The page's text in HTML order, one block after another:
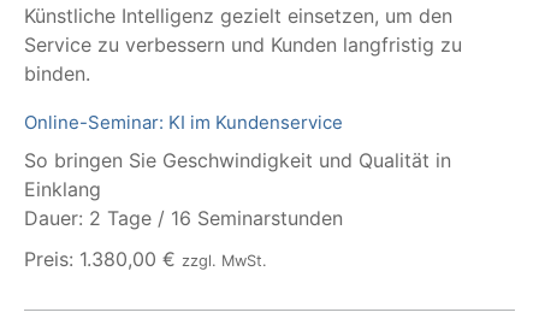
Künstliche Intelligenz gezielt einsetzen, um den
Service zu verbessern und Kunden langfristig zu
binden.
Online-Seminar: KI im Kundenservice
So bringen Sie Geschwindigkeit und Qualität in
Einklang
Dauer: 2 Tage / 16 Seminarstunden
Preis: 1.380,00 € zzgl. MwSt.